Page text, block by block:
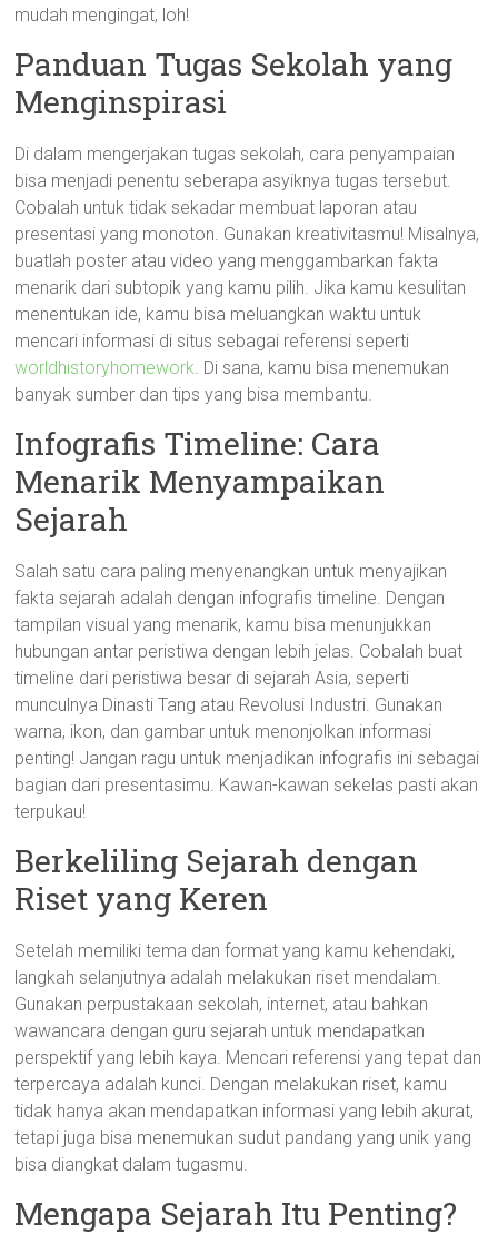
mudah mengingat, loh!
Panduan Tugas Sekolah yang
Menginspirasi
Di dalam mengerjakan tugas sekolah, cara penyampaian
bisa menjadi penentu seberapa asyiknya tugas tersebut.
Cobalah untuk tidak sekadar membuat laporan atau
presentasi yang monoton. Gunakan kreativitasmu! Misalnya,
buatlah poster atau video yang menggambarkan fakta
menarik dari subtopik yang kamu pilih. Jika kamu kesulitan
menentukan ide, kamu bisa meluangkan waktu untuk
mencari informasi di situs sebagai referensi seperti
worldhistoryhomework. Di sana, kamu bisa menemukan
banyak sumber dan tips yang bisa membantu.
Infografis Timeline: Cara
Menarik Menyampaikan
Sejarah
Salah satu cara paling menyenangkan untuk menyajikan
fakta sejarah adalah dengan infografis timeline. Dengan
tampilan visual yang menarik, kamu bisa menunjukkan
hubungan antar peristiwa dengan lebih jelas. Cobalah buat
timeline dari peristiwa besar di sejarah Asia, seperti
munculnya Dinasti Tang atau Revolusi Industri. Gunakan
warna, ikon, dan gambar untuk menonjolkan informasi
penting! Jangan ragu untuk menjadikan infografis ini sebagai
bagian dari presentasimu. Kawan-kawan sekelas pasti akan
terpukau!
Berkeliling Sejarah dengan
Riset yang Keren
Setelah memiliki tema dan format yang kamu kehendaki,
langkah selanjutnya adalah melakukan riset mendalam.
Gunakan perpustakaan sekolah, internet, atau bahkan
wawancara dengan guru sejarah untuk mendapatkan
perspektif yang lebih kaya. Mencari referensi yang tepat dan
terpercaya adalah kunci. Dengan melakukan riset, kamu
tidak hanya akan mendapatkan informasi yang lebih akurat,
tetapi juga bisa menemukan sudut pandang yang unik yang
bisa diangkat dalam tugasmu.
Mengapa Sejarah Itu Penting?